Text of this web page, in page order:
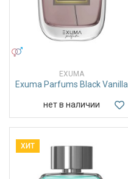
EXUMA
Exuma Parfums Black Vanilla
нет в наличии
ХИТ